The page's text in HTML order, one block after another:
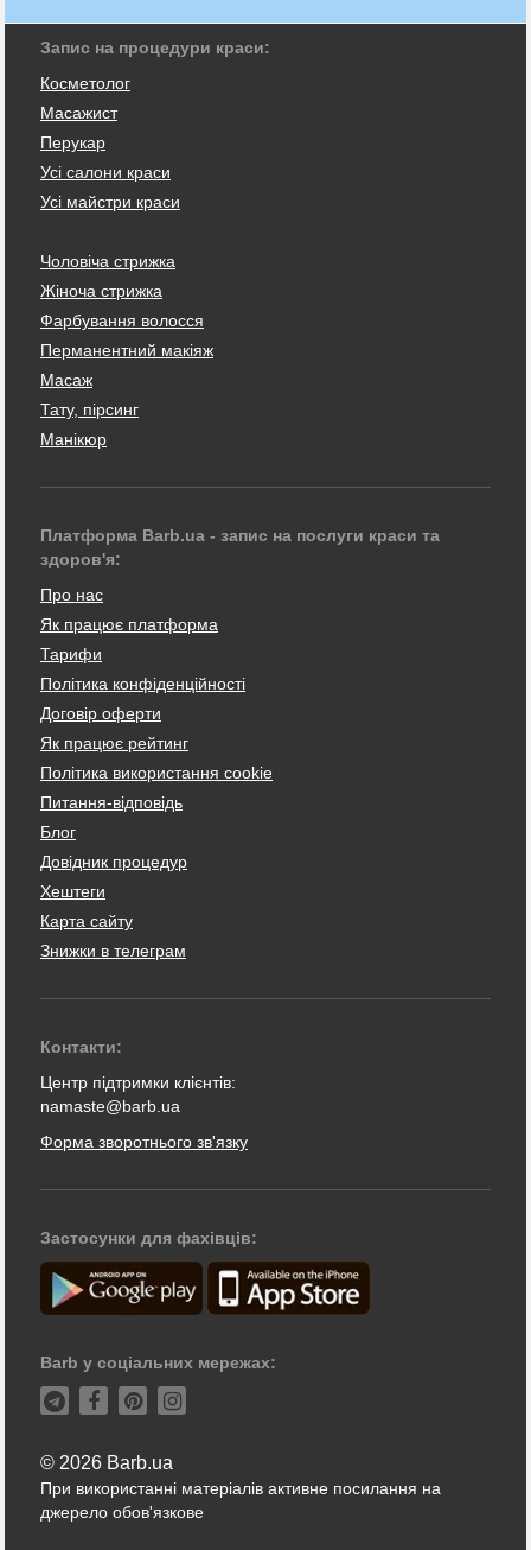
Запис на процедури краси:
Косметолог
Масажист
Перукар
Усі салони краси
Усі майстри краси
Чоловіча стрижка
Жіноча стрижка
Фарбування волосся
Перманентний макіяж
Масаж
Тату, пірсинг
Манікюр
Платформа Barb.ua - запис на послуги краси та
здоров'я:
Про нас
Як працює платформа
Тарифи
Політика конфіденційності
Договір оферти
Як працює рейтинг
Політика використання cookie
Питання-відповідь
Блог
Довідник процедур
Хештеги
Карта сайту
Знижки в телеграм
Контакти:
Центр підтримки клієнтів:
namaste@barb.ua
Форма зворотнього зв'язку
Застосунки для фахівців:
Barb у соціальних мережах:
© 2026 Barb.ua
При використанні матеріалів активне посилання на
джерело обов'язкове